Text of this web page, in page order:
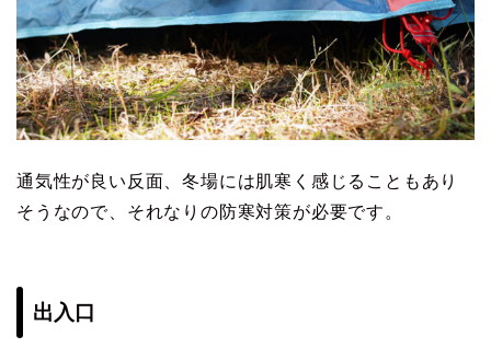
通気性が良い反面、冬場には肌寒く感じることもあり
そうなので、それなりの防寒対策が必要です。
出入口